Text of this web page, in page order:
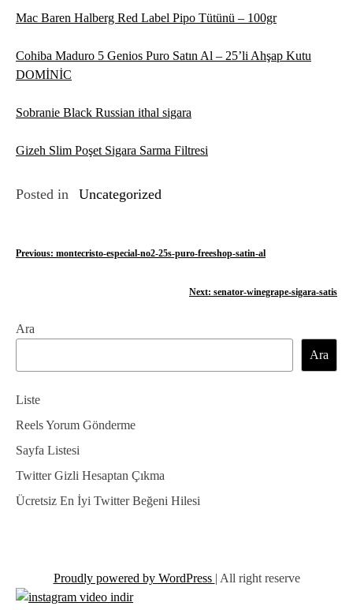
Mac Baren Halberg Red Label Pipo Tütünü – 100gr
Cohiba Maduro 5 Genios Puro Satın Al – 25’li Ahşap Kutu
DOMİNİC
Sobranie Black Russian ithal sigara
Gizeh Slim Poşet Sigara Sarma Filtresi
Posted in Uncategorized
Y
ı
g
e
z
i
n
m
i
Previous: montecristo-especial-no2-25s-puro-freeshop-satin-al
Next: senator-winegrape-sigara-satis
Ara
Ara
Liste
Reels Yorum Gönderme
Sayfa Listesi
Twitter Gizli Hesaptan Çıkma
Ücretsiz En İyi Twitter Beğeni Hilesi
Proudly powered by WordPress | All right reserve